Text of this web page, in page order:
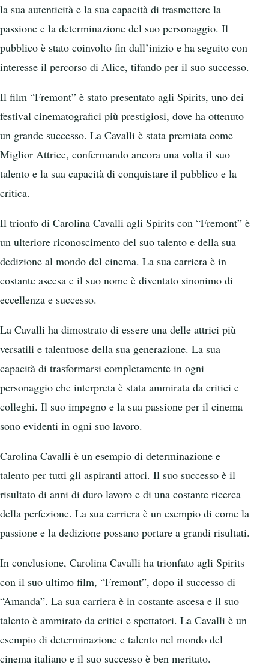
la sua autenticità e la sua capacità di trasmettere la
passione e la determinazione del suo personaggio. Il
pubblico è stato coinvolto fin dall’inizio e ha seguito con
interesse il percorso di Alice, tifando per il suo successo.
Il film “Fremont” è stato presentato agli Spirits, uno dei
festival cinematografici più prestigiosi, dove ha ottenuto
un grande successo. La Cavalli è stata premiata come
Miglior Attrice, confermando ancora una volta il suo
talento e la sua capacità di conquistare il pubblico e la
critica.
Il trionfo di Carolina Cavalli agli Spirits con “Fremont” è
un ulteriore riconoscimento del suo talento e della sua
dedizione al mondo del cinema. La sua carriera è in
costante ascesa e il suo nome è diventato sinonimo di
eccellenza e successo.
La Cavalli ha dimostrato di essere una delle attrici più
versatili e talentuose della sua generazione. La sua
capacità di trasformarsi completamente in ogni
personaggio che interpreta è stata ammirata da critici e
colleghi. Il suo impegno e la sua passione per il cinema
sono evidenti in ogni suo lavoro.
Carolina Cavalli è un esempio di determinazione e
talento per tutti gli aspiranti attori. Il suo successo è il
risultato di anni di duro lavoro e di una costante ricerca
della perfezione. La sua carriera è un esempio di come la
passione e la dedizione possano portare a grandi risultati.
In conclusione, Carolina Cavalli ha trionfato agli Spirits
con il suo ultimo film, “Fremont”, dopo il successo di
“Amanda”. La sua carriera è in costante ascesa e il suo
talento è ammirato da critici e spettatori. La Cavalli è un
esempio di determinazione e talento nel mondo del
cinema italiano e il suo successo è ben meritato.